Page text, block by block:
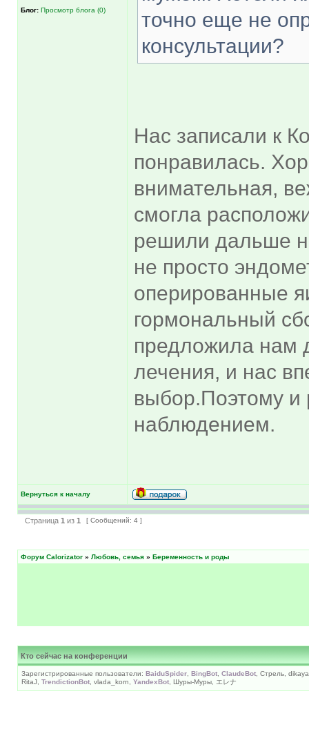
Блог: Просмотр блога (0)
точно еще не
консультации?
Нас записали к
понравилась.
внимательная,
смогла
решили дальше
не просто
оперированные
гормональный
предложила нам
лечения, и нас
выбор.Поэтому и
наблюдением.
Вернуться к началу
Страница 1 из 1 [ Сообщений: 4 ]
Форум Calorizator » Любовь, семья » Беременность и роды
Кто сейчас на конференции
Зарегистрированные пользователи: BaiduSpider BingBot ClaudeBot , Стрель,
RitaJ, TrendictionBot , vlada_korn, YandexBot , Шуры-Муры, エレナ